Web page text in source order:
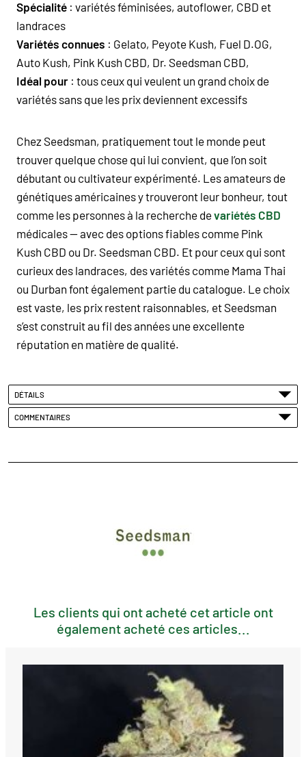
Spécialité : variétés féminisées, autoflower, CBD et
landraces
Variétés connues : Gelato, Peyote Kush, Fuel D.OG,
Auto Kush, Pink Kush CBD, Dr. Seedsman CBD,
Idéal pour : tous ceux qui veulent un grand choix de
variétés sans que les prix deviennent excessifs
Chez Seedsman, pratiquement tout le monde peut
trouver quelque chose qui lui convient, que l’on soit
débutant ou cultivateur expérimenté. Les amateurs de
génétiques américaines y trouveront leur bonheur, tout
comme les personnes à la recherche devariétés CBD
médicales — avec des options fiables comme Pink
Kush CBD ou Dr. Seedsman CBD. Et pour ceux qui sont
curieux des landraces, des variétés comme Mama Thai
ou Durban font également partie du catalogue. Le choix
est vaste, les prix restent raisonnables, et Seedsman
s’est construit au fil des années une excellente
réputation en matière de qualité.
DÉTAILS
COMMENTAIRES
Les clients qui ont acheté cet article ont
également acheté ces articles...